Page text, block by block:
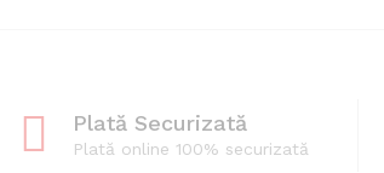
Plată Securizată
Plată online 100% securizată